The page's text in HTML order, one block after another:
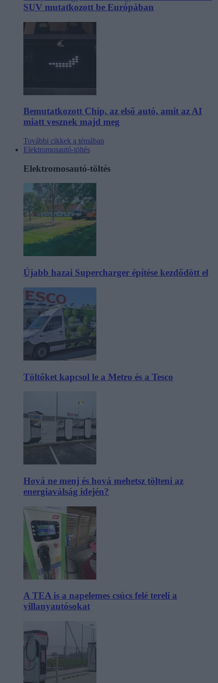
SUV mutatkozott be Európában
Bemutatkozott Chip, az első autó, amit az AI
miatt vesznek majd meg
További cikkek a témában
Elektromosautó-töltés
Elektromosautó-töltés
Újabb hazai Supercharger építése kezdődött el
Töltőket kapcsol le a Metro és a Tesco
Hová ne menj és hová mehetsz tölteni az
energiaválság idején?
A TEA is a napelemes csúcs felé tereli a
villanyautósokat